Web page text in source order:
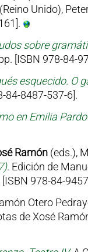
Unido),
sobre
[ISBN 978-84-
esquecido. O
84-8487-537-6].
en Emilia
Ramón(eds.),
. Edición de
978-84-
Otero
de Xosé